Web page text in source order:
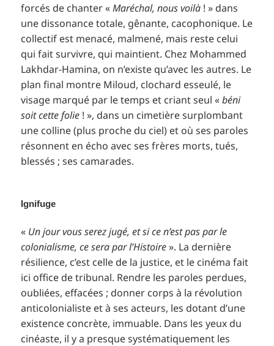
forcés de chanter «Maréchal, nous voilà ! » dans
une dissonance totale, gênante, cacophonique. Le
collectif est menacé, malmené, mais reste celui
qui fait survivre, qui maintient. Chez Mohammed
Lakhdar-Hamina, on n’existe qu’avec les autres. Le
plan final montre Miloud, clochard esseulé, le
visage marqué par le temps et criant seul «béni
soit cette folie ! », dans un cimetière surplombant
une colline (plus proche du ciel) et où ses paroles
résonnent en écho avec ses frères morts, tués,
blessés ; ses camarades.
Ignifuge
« Un jour vous serez jugé, et si ce n’est pas par le
colonialisme, ce sera par l’Histoire». La dernière
résilience, c’est celle de la justice, et le cinéma fait
ici office de tribunal. Rendre les paroles perdues,
oubliées, effacées ; donner corps à la révolution
anticolonialiste et à ses acteurs, les dotant d’une
existence concrète, immuable. Dans les yeux du
cinéaste, il y a presque systématiquement les